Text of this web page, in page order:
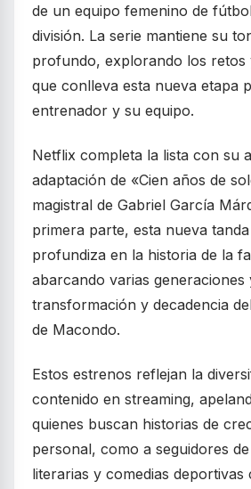
de un equipo femenino de
división. La serie mantiene su
profundo, explorando los retos
que conlleva esta nueva etapa
entrenador y su equipo.
Netflix completa la lista con su
adaptación de «Cien años de
magistral de Gabriel García
primera parte, esta nueva
profundiza en la historia de la
abarcando varias
transformación y decadencia
de Macondo.
Estos estrenos reflejan la
contenido en streaming,
quienes buscan historias de
personal, como a seguidores
literarias y comedias deportivas